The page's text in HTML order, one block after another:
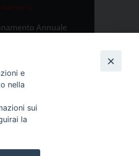
Annuale
Singola
e
nella
sui
la